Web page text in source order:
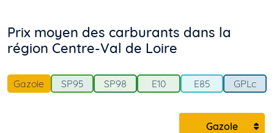
Prix moyen des carburants dans la
région Centre-Val de Loire
Gazole SP95 SP98 E10 E85 GPLc
Gazole